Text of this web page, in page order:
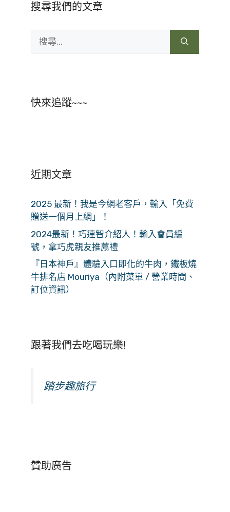
搜尋我們的文章
尋:
快來追蹤~~~
近期文章
2025 最新！我是今網老客戶，輸入「免費
贈送一個月上網」！
2024最新！巧連智介紹人！輸入會員編
號，拿巧虎親友推薦禮
『日本神戶』體驗入口即化的牛肉，鐵板燒
牛排名店 Mouriya（內附菜單 / 營業時間、
訂位資訊）
跟著我們去吃喝玩樂!
踏步趣旅行
贊助廣告